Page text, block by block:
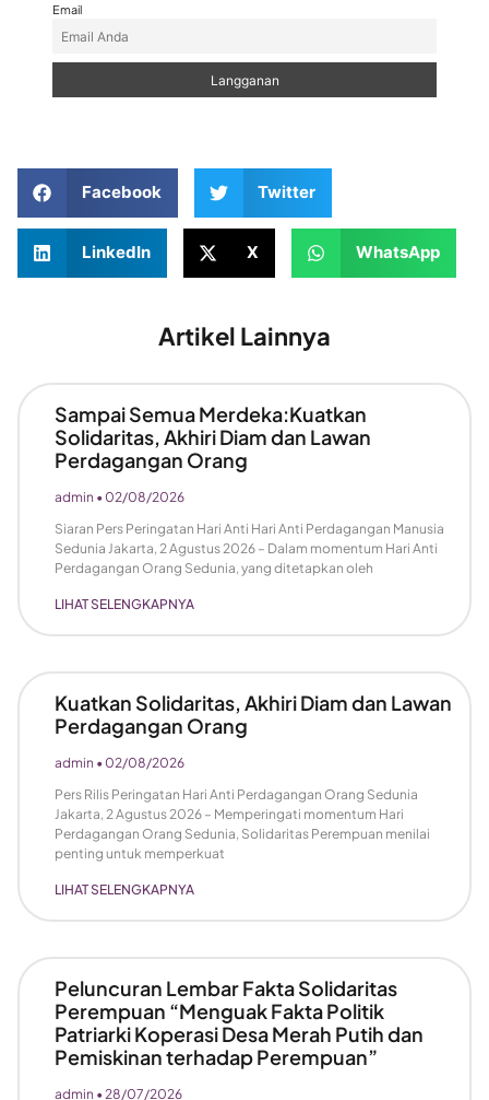
Email
Facebook Twitter
LinkedIn X WhatsApp
Artikel Lainnya
Sampai Semua Merdeka:Kuatkan
Solidaritas, Akhiri Diam dan Lawan
Perdagangan Orang
admin
02/08/2026
Siaran Pers Peringatan Hari Anti Hari Anti Perdagangan Manusia
Sedunia Jakarta, 2 Agustus 2026 – Dalam momentum Hari Anti
Perdagangan Orang Sedunia, yang ditetapkan oleh
LIHAT SELENGKAPNYA
Kuatkan Solidaritas, Akhiri Diam dan Lawan
Perdagangan Orang
admin
02/08/2026
Pers Rilis Peringatan Hari Anti Perdagangan Orang Sedunia
Jakarta, 2 Agustus 2026 – Memperingati momentum Hari
Perdagangan Orang Sedunia, Solidaritas Perempuan menilai
penting untuk memperkuat
LIHAT SELENGKAPNYA
Peluncuran Lembar Fakta Solidaritas
Perempuan “Menguak Fakta Politik
Patriarki Koperasi Desa Merah Putih dan
Pemiskinan terhadap Perempuan”
admin 28/07/2026